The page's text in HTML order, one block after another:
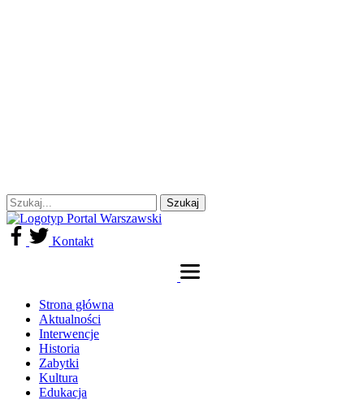
Kontakt
Strona główna
Aktualności
Interwencje
Historia
Zabytki
Kultura
Edukacja